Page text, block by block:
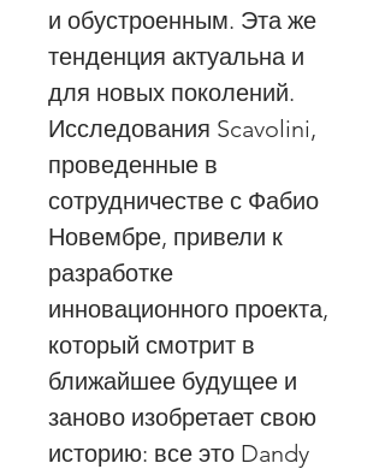
и обустроенным. Эта же
тенденция актуальна и
для новых поколений.
Исследования Scavolini,
проведенные в
сотрудничестве с Фабио
Новембре, привели к
разработке
инновационного проекта,
который смотрит в
ближайшее будущее и
заново изобретает свою
историю: все это Dandy